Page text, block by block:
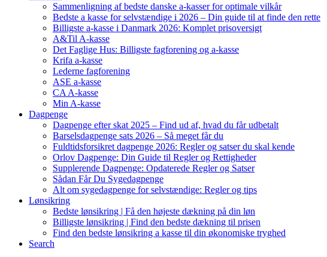
Sammenligning af bedste danske a-kasser for optimale vilkår
Bedste a kasse for selvstændige i 2026 – Din guide til at finde den rette
Billigste a-kasse i Danmark 2026: Komplet prisoversigt
A&Til A-kasse
Det Faglige Hus: Billigste fagforening og a-kasse
Krifa a-kasse
Lederne fagforening
ASE a-kasse
CA A-kasse
Min A-kasse
Dagpenge
Dagpenge efter skat 2025 – Find ud af, hvad du får udbetalt
Barselsdagpenge sats 2026 – Så meget får du
Fuldtidsforsikret dagpenge 2026: Regler og satser du skal kende
Orlov Dagpenge: Din Guide til Regler og Rettigheder
Supplerende Dagpenge: Opdaterede Regler og Satser
Sådan Får Du Sygedagpenge
Alt om sygedagpenge for selvstændige: Regler og tips
Lønsikring
Bedste lønsikring | Få den højeste dækning på din løn
Billigste lønsikring | Find den bedste dækning til prisen
Find den bedste lønsikring a kasse til din økonomiske tryghed
Search